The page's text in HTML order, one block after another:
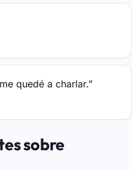
quedé a charlar.”
sobre